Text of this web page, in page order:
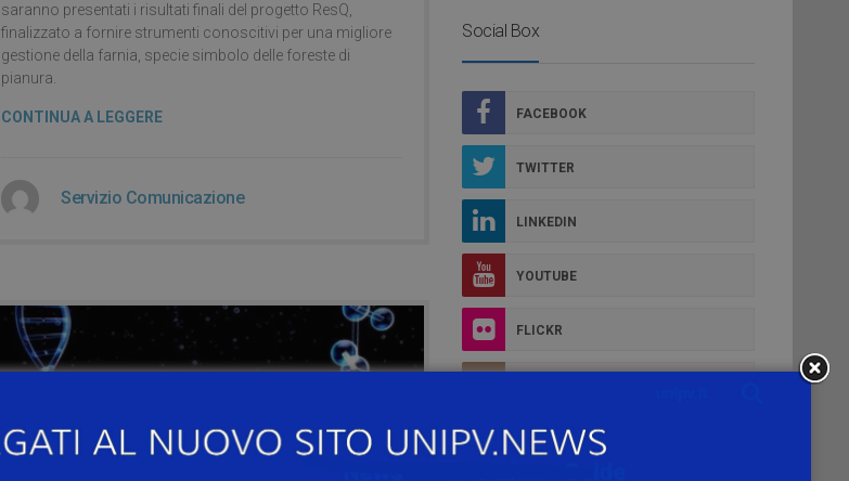
saranno presentati i risultati finali del progetto ResQ,
finalizzato a fornire strumenti conoscitivi per una migliore
gestione della farnia, specie simbolo delle foreste di
pianura.
CONTINUA A LEGGERE
Servizio Comunicazione
Social Box
FACEBOOK
TWITTER
LINKEDIN
YOUTUBE
FLICKR